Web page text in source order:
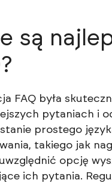
są
FAQ była
pytaniach i
prostego
takiego jak
opcję
ich pytania.